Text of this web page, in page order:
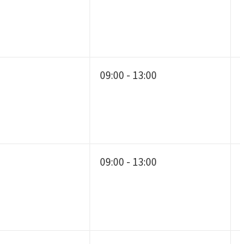
09:00 - 13:00
09:00 - 13:00